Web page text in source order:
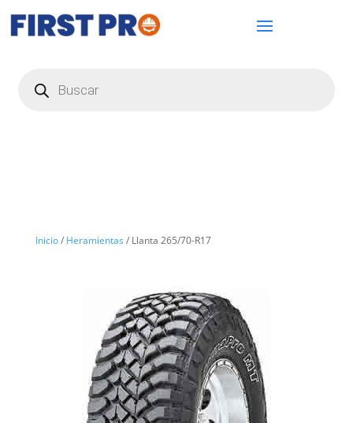
productos
Inicio/ Heramientas / Llanta 265/70-R17